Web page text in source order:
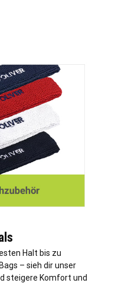
Halt bis zu
– sieh dir unser
steigere Komfort und